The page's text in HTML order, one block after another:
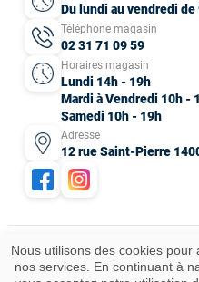
Du lundi au vendredi de
Téléphone magasin
02 31 71 09 59
Horaires magasin
Lundi 14h - 19h
Mardi à Vendredi 10h -
Samedi 10h - 19h
Adresse
12 rue Saint-Pierre
Nous utilisons des cookies pour
nos services. En continuant à
Mentions légales CGV